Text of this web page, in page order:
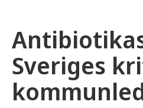
Sveriges